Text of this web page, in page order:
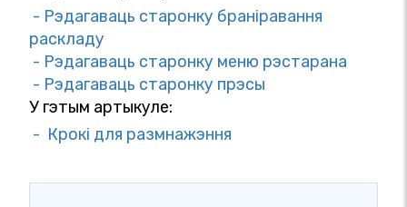
- Рэдагаваць старонку браніравання
раскладу
- Рэдагаваць старонку меню рэстарана
- Рэдагаваць старонку прэсы
У гэтым артыкуле:
- Крокі для размнажэння